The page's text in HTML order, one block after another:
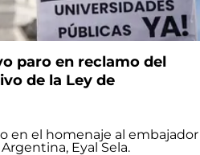
paro en reclamo del
de la Ley de